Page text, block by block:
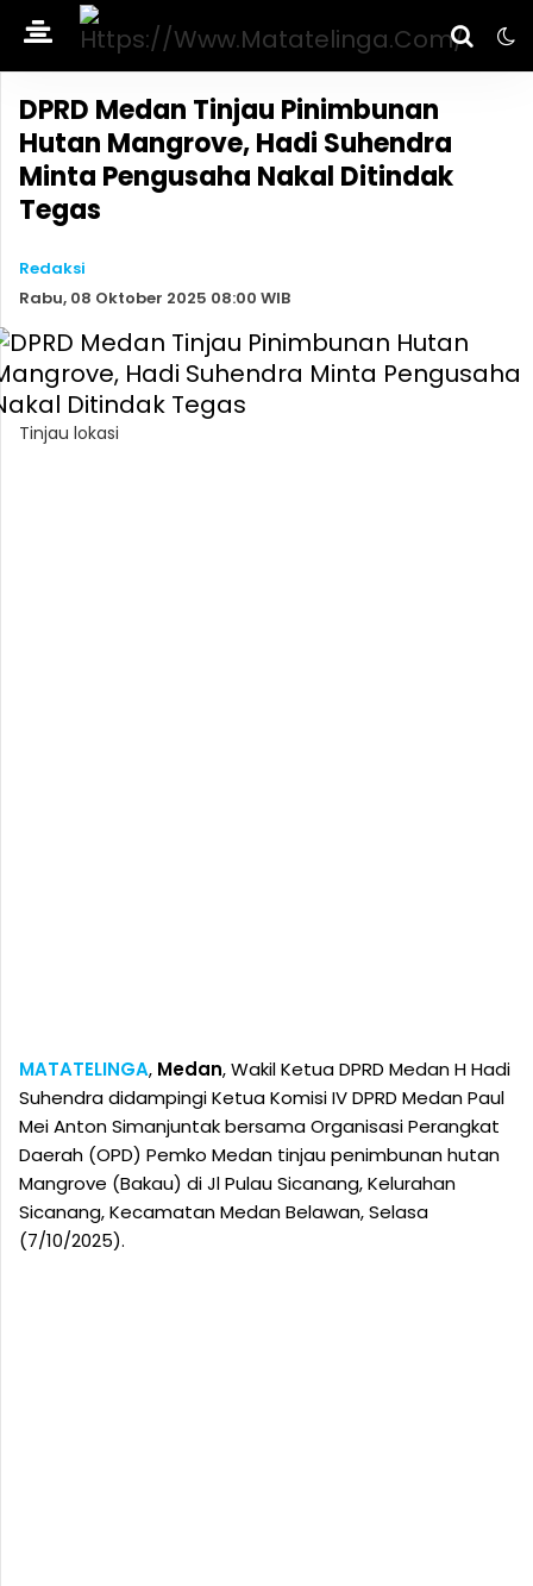
DPRD Medan Tinjau Pinimbunan
Hutan Mangrove, Hadi Suhendra
Minta Pengusaha Nakal Ditindak
Tegas
Redaksi
Rabu, 08 Oktober 2025 08:00 WIB
Tinjau lokasi
MATATELINGA, Medan, Wakil Ketua DPRD Medan H Hadi
Suhendra didampingi Ketua Komisi IV DPRD Medan Paul
Mei Anton Simanjuntak bersama Organisasi Perangkat
Daerah (OPD) Pemko Medan tinjau penimbunan hutan
Mangrove (Bakau) di Jl Pulau Sicanang, Kelurahan
Sicanang, Kecamatan Medan Belawan, Selasa
(7/10/2025).